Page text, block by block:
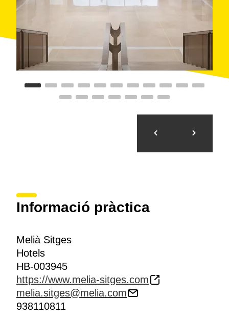
característiques del centre de convencions que
adaptades i equipades, més de 1200 m² d'espai
d'exposició amb llum natural, i fàcil accessibilitat.
L'equip de l'hotel treballa amb motivació i passió per
aconseguir l'excel·lència en el tracte i servei amb el
client.
Informació pràctica
Melià Sitges
Hotels
HB-003945
https://www.melia-sitges.com
melia.sitges@melia.com
938110811